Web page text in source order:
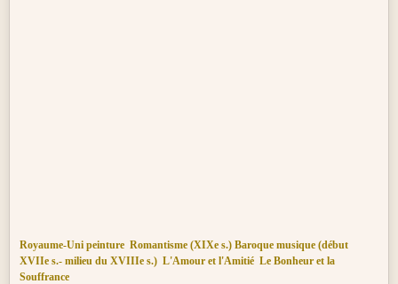
Royaume-Uni peinture Romantisme (XIXe s.) Baroque musique (début
XVIIe s.- milieu du XVIIIe s.) L'Amour et l'Amitié Le Bonheur et la
Souffrance